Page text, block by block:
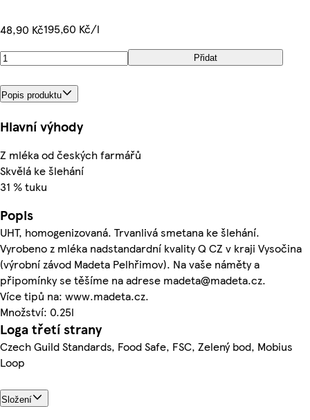
48,90 Kč195,60 Kč/l
Přidat
Popis produktu
Hlavní výhody
Z mléka od českých farmářů
Skvělá ke šlehání
31 % tuku
Popis
UHT, homogenizovaná. Trvanlivá smetana ke šlehání.
Vyrobeno z mléka nadstandardní kvality Q CZ v kraji Vysočina
(výrobní závod Madeta Pelhřimov). Na vaše náměty a
připomínky se těšíme na adrese madeta@madeta.cz.
Více tipů na: www.madeta.cz.
Množství: 0.25l
Loga třetí strany
Czech Guild Standards, Food Safe, FSC, Zelený bod, Mobius
Loop
Složení